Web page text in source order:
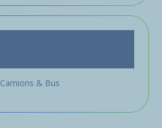
Camions & Bus